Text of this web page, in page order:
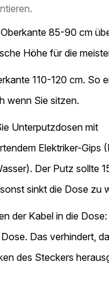
85-90 cm
Höhe für die
110-120 cm. So
wenn Sie sitzen.
Unterputzdosen mit
Elektriker-Gips
Der Putz sollte
sinkt die Dose zu
der Kabel in die
Das verhindert,
des Steckers